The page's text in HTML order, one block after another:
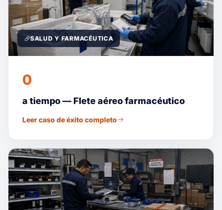
SALUD Y FARMACÉUTICA
0
a tiempo — Flete aéreo farmacéutico
Leer caso de éxito completo